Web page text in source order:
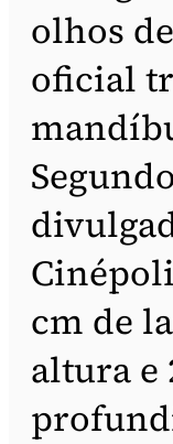
olhos
oficial
cm de
altura e